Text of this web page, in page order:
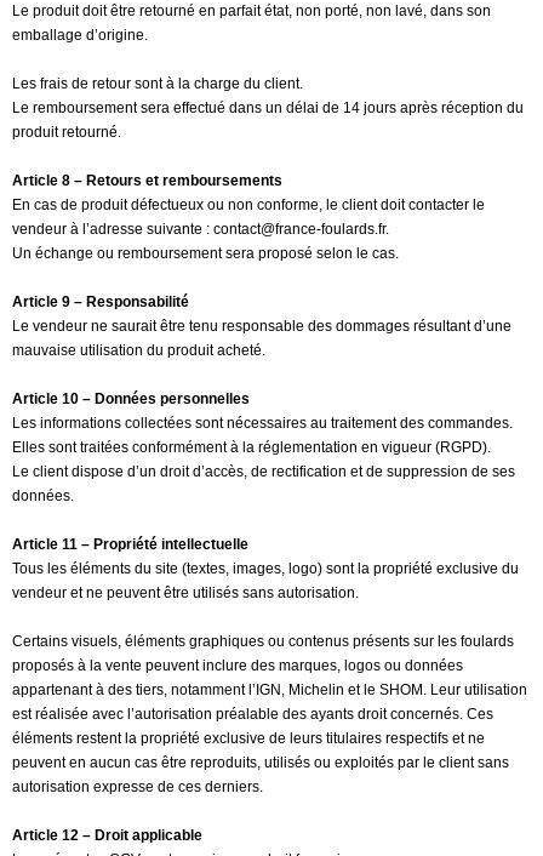
Le produit doit être retourné en parfait état, non porté, non lavé, dans son
emballage d’origine.
Les frais de retour sont à la charge du client.
Le remboursement sera effectué dans un délai de 14 jours après réception du
produit retourné.
Article 8 – Retours et remboursements
En cas de produit défectueux ou non conforme, le client doit contacter le
vendeur à l’adresse suivante : contact@france-foulards.fr.
Un échange ou remboursement sera proposé selon le cas.
Article 9 – Responsabilité
Le vendeur ne saurait être tenu responsable des dommages résultant d’une
mauvaise utilisation du produit acheté.
Article 10 – Données personnelles
Les informations collectées sont nécessaires au traitement des commandes.
Elles sont traitées conformément à la réglementation en vigueur (RGPD).
Le client dispose d’un droit d’accès, de rectification et de suppression de ses
données.
Article 11 – Propriété intellectuelle
Tous les éléments du site (textes, images, logo) sont la propriété exclusive du
vendeur et ne peuvent être utilisés sans autorisation.
Certains visuels, éléments graphiques ou contenus présents sur les foulards
proposés à la vente peuvent inclure des marques, logos ou données
appartenant à des tiers, notamment l’IGN, Michelin et le SHOM. Leur utilisation
est réalisée avec l’autorisation préalable des ayants droit concernés. Ces
éléments restent la propriété exclusive de leurs titulaires respectifs et ne
peuvent en aucun cas être reproduits, utilisés ou exploités par le client sans
autorisation expresse de ces derniers.
Article 12 – Droit applicable